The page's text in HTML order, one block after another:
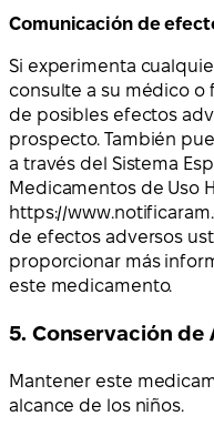
Comunicación de
Si experimenta
consulte a su médico o
de posibles efectos
prospecto. También
a través del Sistema
Medicamentos de Uso
https://
de efectos adversos
proporcionar más
este medicamento.
5. Conservación de
Mantener este
alcance de los niños.